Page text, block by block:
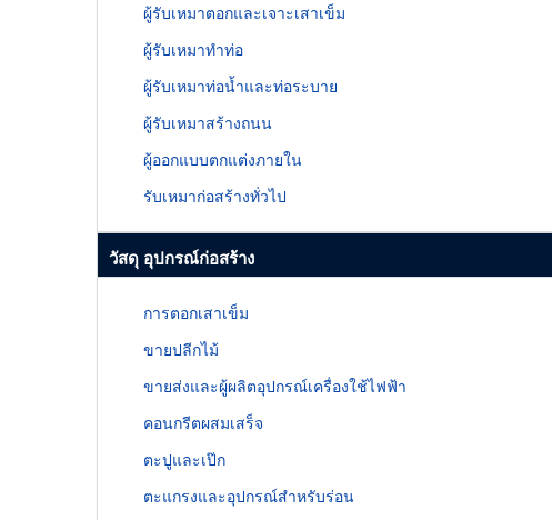
ผู้รับเหมาตอกและเจาะเสาเข็ม
ผู้รับเหมาทำท่อ
ผู้รับเหมาท่อน้ำและท่อระบาย
ผู้รับเหมาสร้างถนน
ผู้ออกแบบตกแต่งภายใน
รับเหมาก่อสร้างทั่วไป
วัสดุ อุปกรณ์ก่อสร้าง
การตอกเสาเข็ม
ขายปลีกไม้
ขายส่งและผู้ผลิตอุปกรณ์เครื่องใช้ไฟฟ้า
คอนกรีตผสมเสร็จ
ตะปูและเป๊ก
ตะแกรงและอุปกรณ์สำหรับร่อน